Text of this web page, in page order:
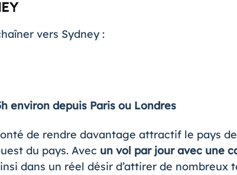
vers Sydney :
environ depuis Paris ou Londres
de rendre davantage attractif le pays
du pays. Avec un vol par jour avec une
dans un réel désir d’attirer de nombreux